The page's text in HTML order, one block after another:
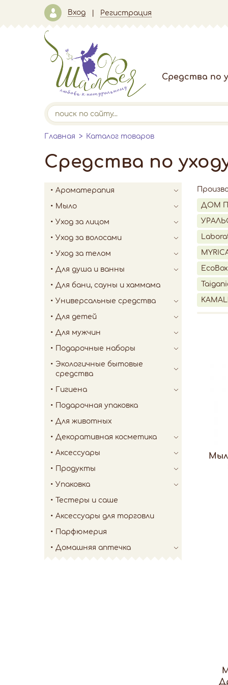
Вход Регистрация
Средства по
Главная Каталог товаров
Средства по
Ароматерапия
Мыло
Уход за лицом
Уход за волосами
Уход за телом
Для душа и ванны
Для бани, сауны и хаммама
Универсальные средства
Для детей
Для мужчин
Подарочные наборы
Экологичные бытовые
средства
Гигиена
Подарочная упаковка
Для животных
Декоративная косметика
Аксессуары
Продукты
Упаковка
Тестеры и саше
Аксессуары для торговли
Парфюмерия
Домашняя аптечка
ДОМ
KAMALI